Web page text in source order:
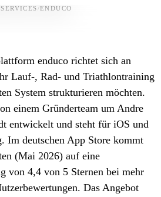
SERVICES /ENDUCO
enduco richtet sich an
Lauf-, Rad- und Triathlontraining
System strukturieren möchten.
einem Gründerteam um Andre
entwickelt und steht für iOS und
Im deutschen App Store kommt
(Mai 2026) auf eine
von 4,4 von 5 Sternen bei mehr
Das Angebot